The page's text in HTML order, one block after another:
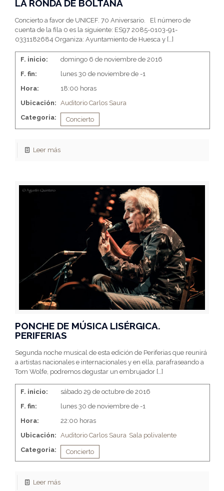
LA RONDA DE BOLTAÑA
Concierto a favor de UNICEF. 70 Aniversario. El número de
cuenta de la fila 0 es la siguiente: ES97 2085-0103-91-
0331182684 Organiza: Ayuntamiento de Huesca y […]
F. inicio:
domingo 6 de noviembre de 2016
F. fin:
lunes 30 de noviembre de -1
Hora:
18:00 horas
Ubicación: Auditorio Carlos Saura
Categoria:
Concierto
Leer más
PONCHE DE MÚSICA LISÉRGICA.
PERIFERIAS
Segunda noche musical de esta edición de Periferias que reunirá
a artistas nacionales e internacionales y en ella, parafraseando a
Tom Wolfe, podremos degustar un embrujador […]
F. inicio:
sábado 29 de octubre de 2016
F. fin:
lunes 30 de noviembre de -1
Hora:
22:00 horas
Ubicación: Auditorio Carlos Saura Sala polivalente
Categoria:
Concierto
Leer más